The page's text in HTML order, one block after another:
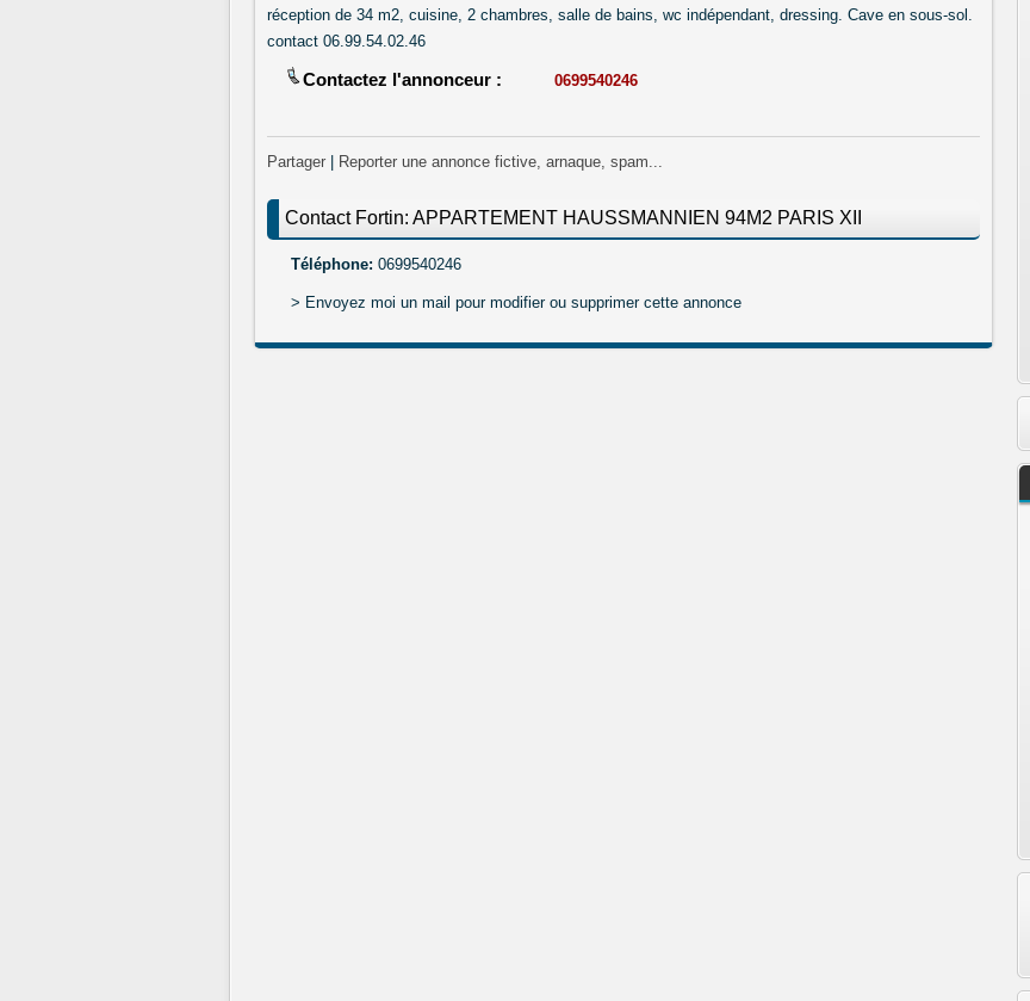
réception de 34 m2, cuisine, 2 chambres, salle de bains, wc indépendant, dressing. Cave en sous-sol.
contact 06.99.54.02.46
Contactez l'annonceur : 0699540246
Partager Reporter une annonce fictive, arnaque, spam...
Contact Fortin: APPARTEMENT HAUSSMANNIEN 94M2 PARIS XII
Téléphone: 0699540246
> Envoyez moi un mail pour modifier ou supprimer cette annonce